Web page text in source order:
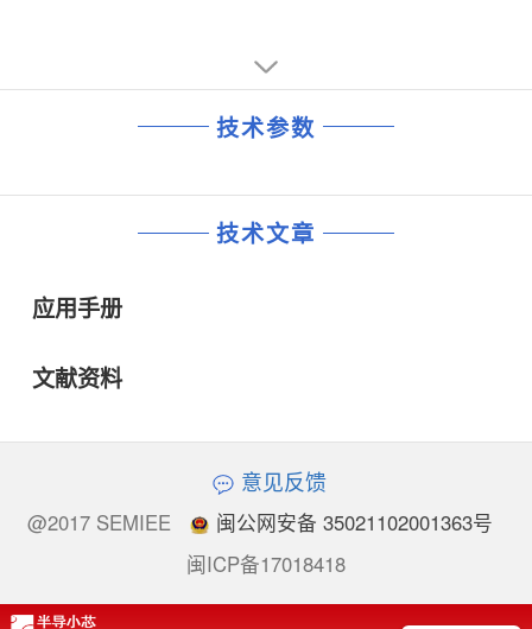
技术参数
技术文章
应用手册
文献资料
意见反馈
@2017 SEMIEE
闽公网安备 35021102001363号
闽ICP备17018418